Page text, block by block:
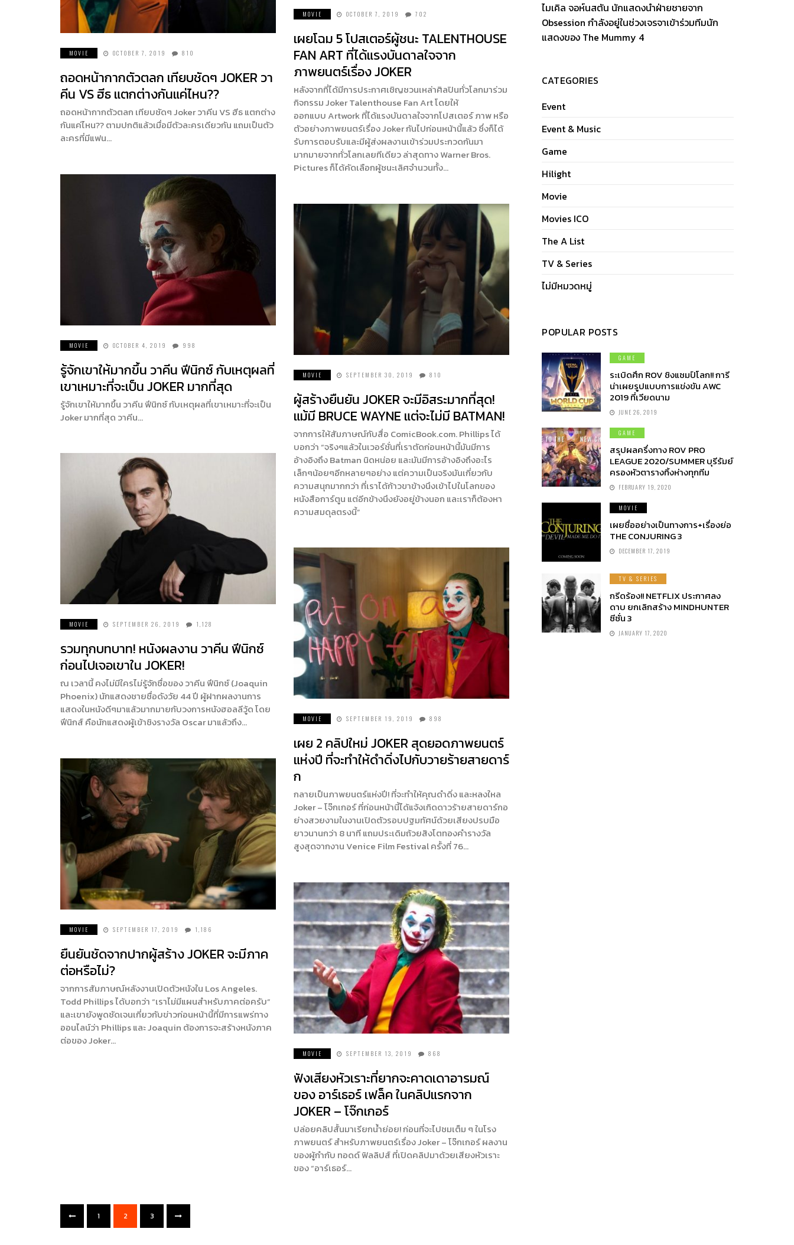
MOVIE OCTOBER 7, 2019 702
เผยโฉม 5 โปสเตอร์ผู้ชนะ TALENTHOUSE
FAN ART ที่ได้แรงบันดาลใจจาก
ภาพยนตร์เรื่อง JOKER
หลังจากที่ได้มีการประกาศเชิญชวนเหล่าศิลปินทั่วโลกมาร่วม
กิจกรรม Joker Talenthouse Fan Art โดยให้
ออกแบบ Artwork ที่ได้แรงบันดาลใจจากโปสเตอร์ ภาพ หรือ
ตัวอย่างภาพยนตร์เรื่อง Joker กันไปก่อนหน้านี้แล้ว ซึ่งก็ได้
รับการตอบรับและมีผู้ส่งผลงานเข้าร่วมประกวดกันมา
มากมายจากทั่วโลกเลยทีเดียว ล่าสุดทาง Warner Bros.
Pictures ก็ได้คัดเลือกผู้ชนะเลิศจำนวนทั้ง…
MOVIE OCTOBER 7, 2019 810
ถอดหน้ากากตัวตลก เทียบชัดๆ JOKER วา
คีน VS ฮีธ แตกต่างกันแค่ไหน??
ถอดหน้ากากตัวตลก เทียบชัดๆ Joker วาคีน VS ฮีธ แตกต่าง
กันแค่ไหน?? ตามปกติแล้วเมื่อมีตัวละครเดียวกัน แถมเป็นตัว
ละครที่มีแฟน…
MOVIE OCTOBER 4, 2019 998
รู้จักเขาให้มากขึ้น วาคีน ฟีนิกซ์ กับเหตุผลที่
เขาเหมาะที่จะเป็น JOKER มากที่สุด
รู้จักเขาให้มากขึ้น วาคีน ฟีนิกซ์ กับเหตุผลที่เขาเหมาะที่จะเป็น
Joker มากที่สุด วาคีน…
MOVIE SEPTEMBER 30, 2019 810
ผู้สร้างยืนยัน JOKER จะมีอิสระมากที่สุด!
แม้มี BRUCE WAYNE แต่จะไม่มี BATMAN!
จากการให้สัมภาษณ์กับสื่อ ComicBook.com. Phillips ได้
บอกว่า “จริงๆแล้วในเวอร์ชั่นที่เราตัดก่อนหน้านี้มันมีการ
อ้างอิงถึง Batman นิดหน่อย และมันมีการอ้างอิงถึงอะไร
เล็กๆน้อยๆอีกหลายๆอย่าง แต่ความเป็นจริงมันเกี่ยวกับ
ความสนุกมากกว่า ที่เราได้ก้าวขาข้างนึงเข้าไปในโลกของ
หนังสือการ์ตูน แต่อีกข้างนึงยังอยู่ข้างนอก และเราก็ต้องหา
ความสมดุลตรงนี้”
MOVIE SEPTEMBER 26, 2019 1,128
รวมทุกบทบาท! หนังผลงาน วาคีน ฟีนิกซ์
ก่อนไปเจอเขาใน JOKER!
ณ เวลานี้ คงไม่มีใครไม่รู้จักชื่อของ วาคีน ฟีนิกซ์ (Joaquin
Phoenix) นักแสดงชายชื่อดังวัย 44 ปี ผู้ฝากผลงานการ
แสดงในหนังดีๆมาแล้วมากมายกับวงการหนังฮอลลีวู้ด โดย
ฟีนิกส์ คือนักแสดงผู้เข้าชิงรางวัล Oscar มาแล้วถึง…
MOVIE SEPTEMBER 19, 2019 898
เผย 2 คลิปใหม่ JOKER สุดยอดภาพยนตร์
แห่งปี ที่จะทำให้ดำดิ่งไปกับวายร้ายสายดาร์
ก
กลายเป็นภาพยนตร์แห่งปี! ที่จะทำให้คุณดำดิ่ง และหลงใหล
Joker – โจ๊กเกอร์ ที่ก่อนหน้านี้ได้แจ้งเกิดดาวร้ายสายดาร์กอ
ย่างสวยงามในงานเปิดตัวรอบปฐมทัศน์ด้วยเสียงปรบมือ
ยาวนานกว่า 8 นาที แถมประเดิมถ้วยสิงโตทองคำรางวัล
สูงสุดจากงาน Venice Film Festival ครั้งที่ 76…
MOVIE SEPTEMBER 17, 2019 1,186
ยืนยันชัดจากปากผู้สร้าง JOKER จะมีภาค
ต่อหรือไม่?
จากการสัมภาษณ์หลังงานเปิดตัวหนังใน Los Angeles.
Todd Phillips ได้บอกว่า “เราไม่มีแผนสำหรับภาคต่อครับ”
และเขายังพูดชัดเจนเกี่ยวกับข่าวก่อนหน้านี้ที่มีการแพร่ทาง
ออนไลน์ว่า Phillips และ Joaquin ต้องการจะสร้างหนังภาค
ต่อของ Joker…
MOVIE SEPTEMBER 13, 2019 868
ฟังเสียงหัวเราะที่ยากจะคาดเดาอารมณ์
ของ อาร์เธอร์ เฟล็ค ในคลิปแรกจาก
JOKER – โจ๊กเกอร์
ปล่อยคลิปสั้นมาเรียกน้ำย่อย! ก่อนที่จะไปชมเต็ม ๆ ในโรง
ภาพยนตร์ สำหรับภาพยนตร์เรื่อง Joker – โจ๊กเกอร์ ผลงาน
ของผู้กำกับ ทอดด์ ฟิลลิปส์ ที่เปิดคลิปมาด้วยเสียงหัวเราะ
ของ “อาร์เธอร์…
1 2 3
ไมเคิล จอห์นสตัน นักแสดงนำฝ่ายชายจาก
Obsession กำลังอยู่ในช่วงเจรจาเข้าร่วมทีมนัก
แสดงของ The Mummy 4
CATEGORIES
Event
Event & Music
Game
Hilight
Movie
Movies ICO
The A List
TV & Series
ไม่มีหมวดหมู่
POPULAR POSTS
GAME
ระเบิดศึก ROV ชิงแชมป์โลก!! การี
น่าเผยรูปแบบการแข่งขัน AWC
2019 ที่เวียดนาม
JUNE 26, 2019
GAME
สรุปผลครึ่งทาง ROV PRO
LEAGUE 2020/SUMMER บุรีรัมย์
ครองหัวตารางทิ้งห่างทุกทีม
FEBRUARY 19, 2020
MOVIE
เผยชื่ออย่างเป็นทางการ+เรื่องย่อ
THE CONJURING 3
DECEMBER 17, 2019
TV & SERIES
กรีดร้อง!! NETFLIX ประกาศลง
ดาบ ยกเลิกสร้าง MINDHUNTER
ซีซั่น 3
JANUARY 17, 2020